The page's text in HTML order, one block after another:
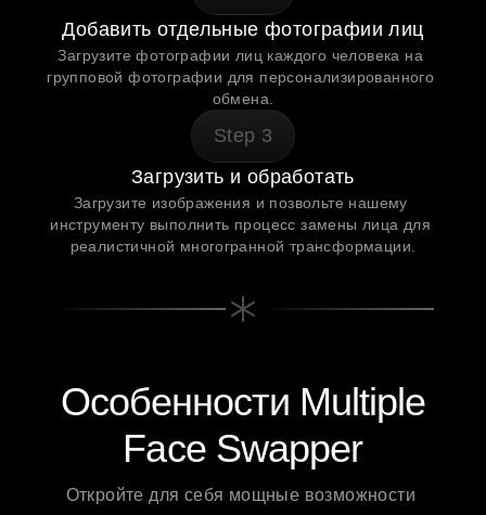
Добавить отдельные фотографии лиц
Загрузите фотографии лиц каждого человека на
групповой фотографии для персонализированного
обмена.
Step 3
Загрузить и обработать
Загрузите изображения и позвольте нашему
инструменту выполнить процесс замены лица для
реалистичной многогранной трансформации.
Особенности Multiple
Face Swapper
Откройте для себя мощные возможности